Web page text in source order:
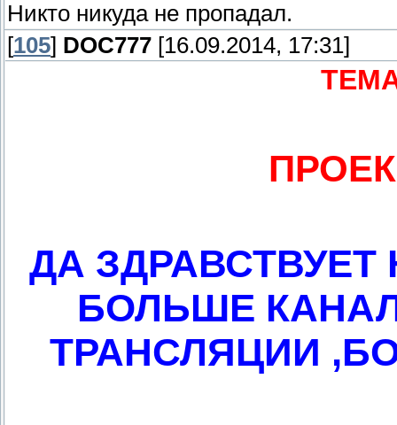
Никто никуда не пропадал.
[105] DOC777 [16.09.2014, 17:31]
ДА
БОЛЬШЕ
ТРАНСЛЯЦИИ